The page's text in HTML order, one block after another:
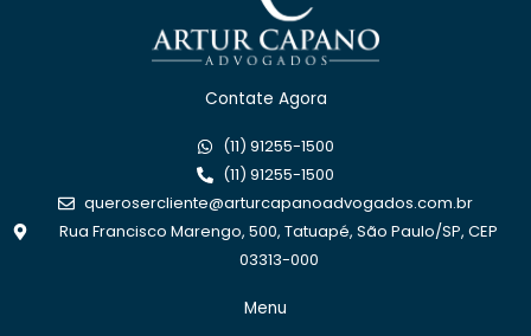
Contate Agora
(11) 91255-1500
(11) 91255-1500
querosercliente@arturcapanoadvogados.com.br
Rua Francisco Marengo, 500, Tatuapé, São Paulo/SP, CEP
03313-000
Menu